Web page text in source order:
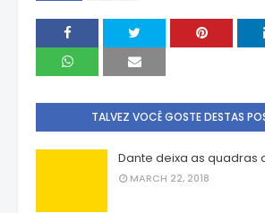
TALVEZ VOCÊ GOSTE DESTAS
Dante deixa as quadras
MARCH 22, 2018